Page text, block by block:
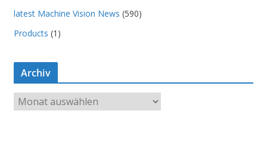
latest Machine Vision News (590)
Products (1)
Archiv
r